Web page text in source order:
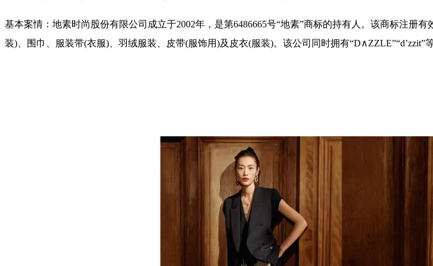
基本案情：地素时尚股份有限公司成立于2002年，是第6486665号“地素”商标的持有人。该商标注册
装)、围巾、服装带(衣服)、羽绒服装、皮带(服饰用)及皮衣(服装)。该公司同时拥有“D∧ZZLE”“d’zzit”